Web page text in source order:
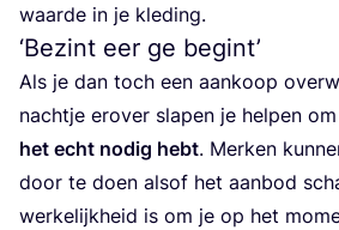
waar­de in je kleding.
‘Bezint eer ge begint’
Als je dan toch een aan­koop
nacht­je erover sla­pen je hel­pen
het echt nodig hebt. Mer­ken
door te doen als­of het aan­bod
wer­ke­lijk­heid is om je op het